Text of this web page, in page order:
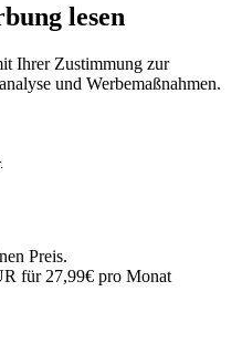
lesen
Ihrer Zustimmung zur
und Werbemaßnahmen.
Preis.
für 27,99€ pro Monat